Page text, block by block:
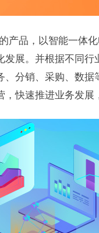
产品，以智能一体
展。并根据不同
分销、采购、数
快速推进业务发展